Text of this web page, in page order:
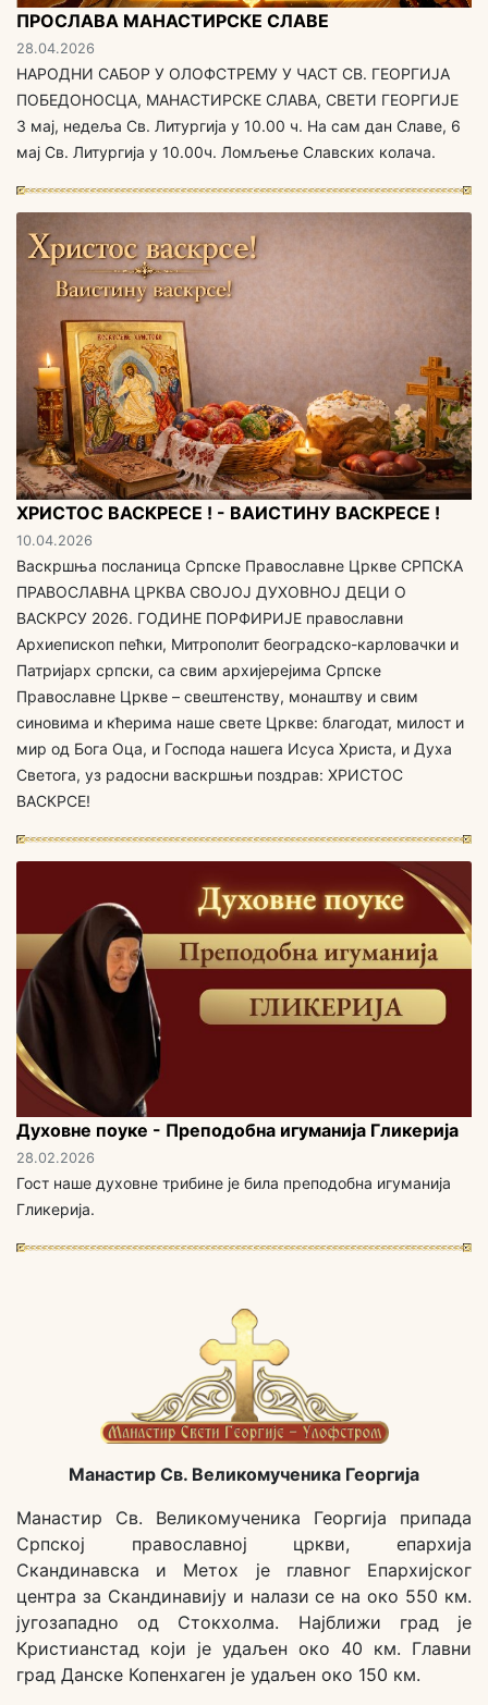
ПРОСЛАВА МАНАСТИРСКЕ СЛАВЕ
28.04.2026
НАРОДНИ САБОР У ОЛОФСТРЕМУ У ЧАСТ СВ. ГЕОРГИЈА
ПОБЕДОНОСЦА, МАНАСТИРСКЕ СЛАВА, СВЕТИ ГЕОРГИЈЕ
3 мај, недеља Св. Литургија у 10.00 ч. На сам дан Славе, 6
мај Св. Литургија у 10.00ч. Ломљење Славских колача.
ХРИСТОС ВАСКРЕСЕ ! - ВАИСТИНУ ВАСКРЕСЕ !
10.04.2026
Васкршња посланица Српске Православне Цркве СРПСКА
ПРАВОСЛАВНА ЦРКВА СВОЈОЈ ДУХОВНОЈ ДЕЦИ O
ВАСКРСУ 2026. ГОДИНЕ ПОРФИРИЈЕ православни
Архиепископ пећки, Митрополит београдско-карловачки и
Патријарх српски, са свим aрхијерејима Српске
Православне Цркве – свештенству, монаштву и свим
синовима и кћерима наше свете Цркве: благодат, милост и
мир од Бога Оца, и Господа нашега Исуса Христа, и Духа
Светога, уз радосни васкршњи поздрав: ХРИСТОС
ВАСКРСЕ!
Духовне поуке - Преподобна игуманија Гликерија
28.02.2026
Гост наше духовне трибине је била преподобна игуманија
Гликерија.
Манастир Св. Великомученика Георгија
Манастир Св. Великомученика Георгија припада
Српској православној цркви, епархија
Скандинавска и Метох је главног Епархијског
центра за Скандинавију и налази се на око 550 км.
југозападно од Стокхолма. Најближи град је
Кристианстад који је удаљен око 40 км. Главни
град Данске Копенхаген је удаљен око 150 км.